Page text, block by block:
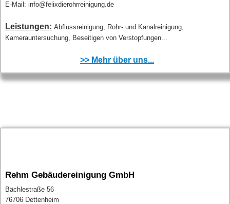
E-Mail: info@felixdierohrreinigung.de
Leistungen: Abflussreinigung, Rohr- und Kanalreinigung,
Kamerauntersuchung, Beseitigen von Verstopfungen...
>> Mehr über uns...
Rehm Gebäudereinigung GmbH
Bächlestraße 56
76706 Dettenheim